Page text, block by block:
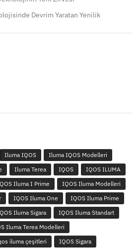
Devrim Yaratan Yenilik
Iluma IQOS
Iluma IQOS Modelleri
Iluma Terea IQOS
IQOS ILUMA
Iluma I Prime
IQOS Iluma Modelleri
IQOS Iluma One
IQOS Iluma Prime
Iluma Sigara
IQOS Iluma Standart
Iluma Terea Modelleri
iluma çeşitleri
IQOS Sigara